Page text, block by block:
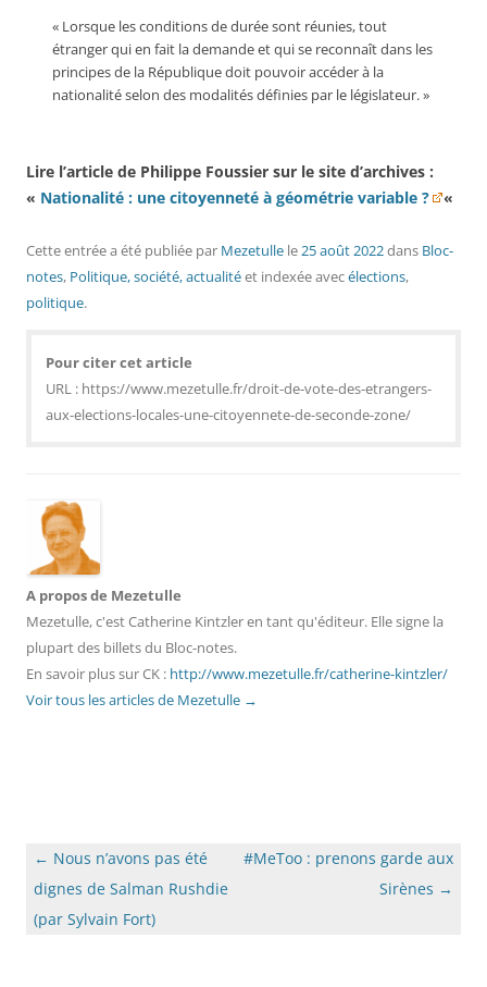
« Lorsque les conditions de durée sont réunies, tout
étranger qui en fait la demande et qui se reconnaît dans les
principes de la République doit pouvoir accéder à la
nationalité selon des modalités définies par le législateur. »
Lire l’article de Philippe Foussier sur le site d’archives :
« Nationalité : une citoyenneté à géométrie variable ? «
Cette entrée a été publiée par Mezetulle le25 août 2022dans Bloc-
notes, Politique, société, actualitéet indexée avecélections,
politique.
Pour citer cet article
URL : https://www.mezetulle.fr/droit-de-vote-des-etrangers-
aux-elections-locales-une-citoyennete-de-seconde-zone/
A propos de Mezetulle
Mezetulle, c'est Catherine Kintzler en tant qu'éditeur. Elle signe la
plupart des billets du Bloc-notes.
En savoir plus sur CK : http://www.mezetulle.fr/catherine-kintzler/
Voir tous les articles de Mezetulle →
Navigation
des
articles
← Nous n’avons pas été
dignes de Salman Rushdie
(par Sylvain Fort)
#MeToo : prenons garde aux
Sirènes →